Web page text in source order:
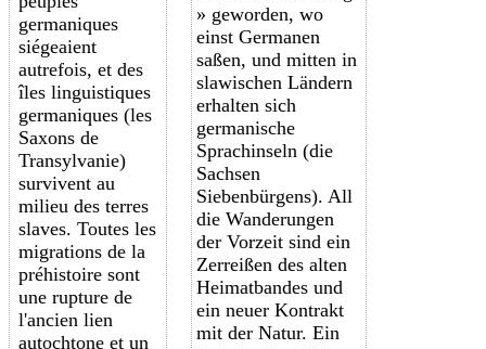
germaniques
siégeaient
autrefois, et des
îles linguistiques
germaniques (les
Saxons de
Transylvanie)
survivent au
milieu des terres
slaves. Toutes les
migrations de la
préhistoire sont
une rupture de
l'ancien lien
autochtone et un
» geworden, wo
einst Germanen
saßen, und mitten in
slawischen Ländern
erhalten sich
germanische
Sprachinseln (die
Sachsen
Siebenbürgens). All
die Wanderungen
der Vorzeit sind ein
Zerreißen des alten
Heimatbandes und
ein neuer Kontrakt
mit der Natur. Ein